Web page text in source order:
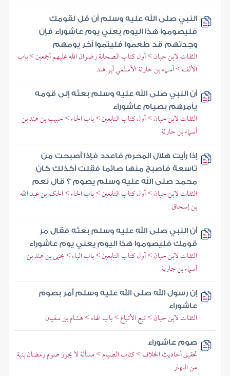
النبي صلى الله عليه وسلم أن قل لقومك
فليصوموا هذا اليوم يعني يوم عاشوراء فإن
وجدتهم قد طعموا فليتموا آخر يومهم
الثقات لابن حبان > أول كتاب الصحابة رضوان الله عليهم أجمعين > باب
الألف > أسماء بن حارثة الأسلمي أبو هند
أن النبي صلى الله عليه وسلم بعثه إلى قومه
يأمرهم بصيام عاشوراء
الثقات لابن حبان > أول كتاب التابعين > باب الحاء > حبيب بن هند بن
أسماء بن حارثة
إذا رأيت هلال المحرم فاعدد فإذا أصبحت من
تاسعة فأصبح منها صائما فقلت أكذلك كان
محمد صلى الله عليه وسلم يصوم ؟ قال نعم
الثقات لابن حبان > أول كتاب التابعين > باب الحاء > الحكم بن عبد الله
بن إسحاق
أن النبي صلى الله عليه وسلم بعثه فقال مر
قومك فليصوموا هذا اليوم يعني يوم عاشوراء
الثقات لابن حبان > أول كتاب التابعين > باب الياء > يحيى بن هند بن
أسماء بن جارية
إن رسول الله صلى الله عليه وسلم أمر بصوم
عاشوراء
الثقات لابن حبان > تبع الأتباع > باب الهاء > هشام بن سفيان
صوم عاشوراء
تحقيق أحاديث الخلاف > كتاب الصيام > مسألة لا يجوز صوم رمضان بنية
من النهار